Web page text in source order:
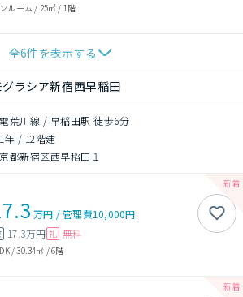
ルーム / 25㎡ / 1階
全6件を表示する
グラシア新宿西早稲田
荒川線 / 早稲田駅 徒歩6分
年 / 12階建
都新宿区西早稲田１
万円 /管理費10,000円
17.3万円 礼 無料
/30.34㎡ /6階